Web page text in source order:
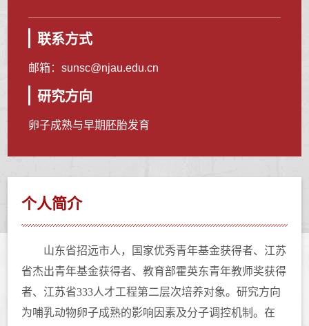
联系方式
邮箱：sunsc@njau.edu.cn
研究方向
卵子成熟与早期胚胎发育
个人简介
山东省招远市人，国家优秀青年基金获得者、江苏
省杰出青年基金获得者、教育部霍英东青年教师奖获得
者、江苏省333人才工程第二层次培养对象。研究方向
为哺乳动物卵子成熟的影响因素及分子调控机制。在